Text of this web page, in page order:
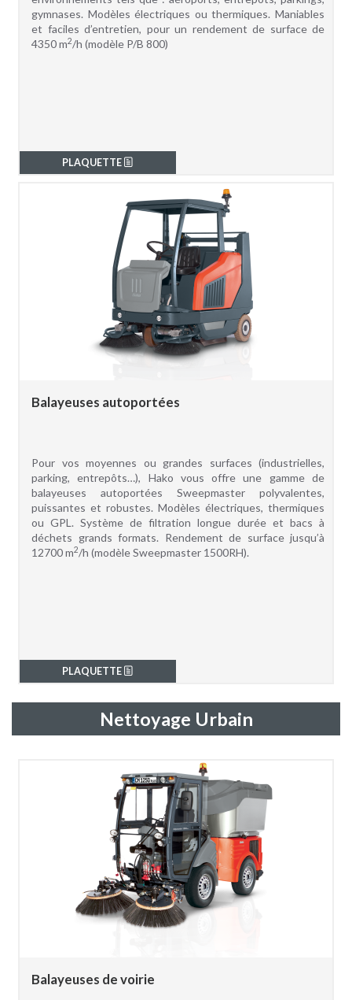
gymnases. Modèles électriques ou thermiques. Maniables
et faciles d’entretien, pour un rendement de surface de
4350 m2/h (modèle P/B 800)
PLAQUETTE
Balayeuses autoportées
Pour vos moyennes ou grandes surfaces (industrielles,
parking, entrepôts…), Hako vous offre une gamme de
balayeuses autoportées Sweepmaster polyvalentes,
puissantes et robustes. Modèles électriques, thermiques
ou GPL. Système de filtration longue durée et bacs à
déchets grands formats. Rendement de surface jusqu’à
12700 m2/h (modèle Sweepmaster 1500RH).
PLAQUETTE
Nettoyage Urbain
Balayeuses de voirie